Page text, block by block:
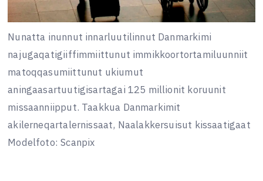
Nunatta inunnut innarluutilinnut Danmarkimi
najugaqatigiiffimmiittunut immikkoortortamiluunniit
matoqqasumiittunut ukiumut
aningaasartuutigisartagai 125 millionit koruunit
missaanniipput. Taakkua Danmarkimit
akilerneqartalernissaat, Naalakkersuisut kissaatigaat
Modelfoto: Scanpix